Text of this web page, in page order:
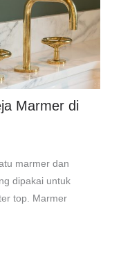
Marmer di
marmer dan
dipakai untuk
top. Marmer